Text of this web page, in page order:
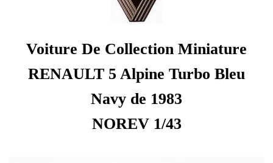
Voiture De Collection Miniature
RENAULT 5 Alpine Turbo Bleu
Navy de 1983
NOREV 1/43